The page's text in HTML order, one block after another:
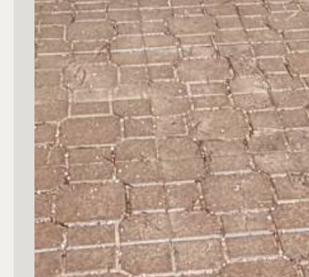
4
5
5+
Camere
Qualsiasi
2